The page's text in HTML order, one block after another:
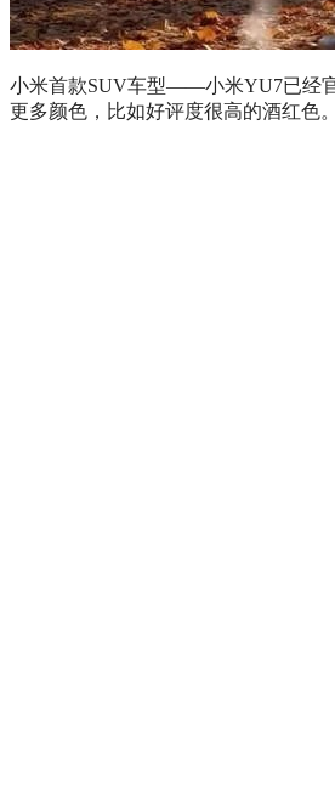
小米首款SUV车型——小米YU7已经
更多颜色，比如好评度很高的酒红色。